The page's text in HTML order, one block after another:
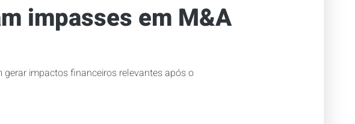
impasses em M&A
impactos financeiros relevantes após o